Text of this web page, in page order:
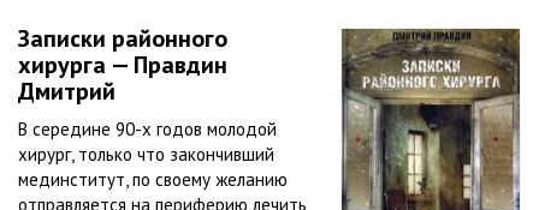
Записки районного
хирурга — Правдин
Дмитрий
В середине 90-х годов молодой
хирург, только что закончивший
мединститут, по своему желанию
отправляется на периферию лечить